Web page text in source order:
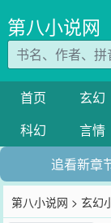
第八小说网
首页 玄幻
科幻
言情
追看新章
第八小说网 >玄幻